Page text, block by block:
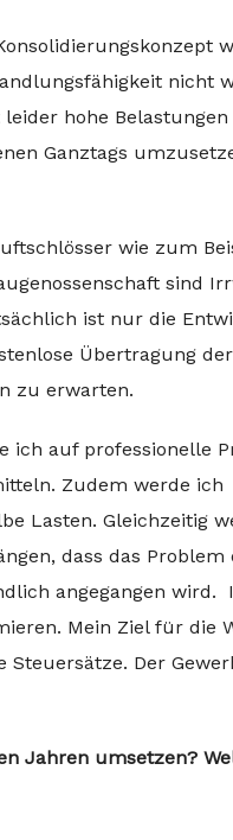
nicht
hohe
Ganztags
wie zum
sind
ist nur die
Übertragung
zu erwarten.
ich auf professionelle
Zudem werde ich
Lasten. Gleichzeitig
dass das Problem
angegangen wird.
Mein Ziel für die
Der
Jahren umsetzen?